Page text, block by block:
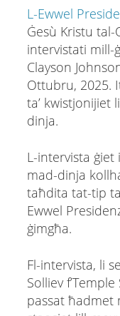
L-Ewwel
Ġesù Kristu
intervistati mill-
Clayson
Ottubru, 2025.
ta’ kwistjonijiet
dinja.
L-intervista
mad-dinja
taħdita tat-tip
Ewwel
ġimgħa.
Fl-intervista, li
Solliev
passat ħadmet